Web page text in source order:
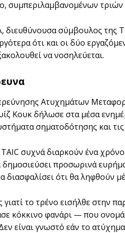
συμπεριλαμβανομένων τριών
διευθύνουσα σύμβουλος της
ότι και οι δύο
να νοσηλεύεται.
Ατυχημάτων
Κουκ δήλωσε στα μέσα
σηματοδότησης και τις
συχνά διαρκούν ένα
προσωρινά
διασφαλίσει ότι θα ληφθούν
γιατί το τρένο εισήλθε στην
κόκκινο φανάρι — που
είναι γνωστό εάν το